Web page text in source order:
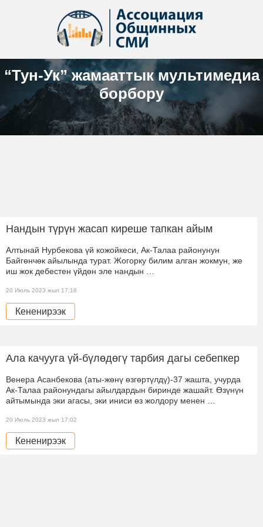
“Тун-Ук” жамааттык мультимедиа
борбору
Нандын түрүн жасап киреше тапкан айым
Алтынай Нурбекова үй кожойкеси, Ак-Талаа районунун
Байгөнчөк айылында турат. Жогорку билим алган жокмун, же
иш жок дебестен үйдөн эле нандын …
20 Июль 2023 жыл 17:18
Кененирээк
Ала качууга үй-бүлөдөгү тарбия дагы себепкер
Венера Асанбекова (аты-жөнү өзгөртүлдү)-37 жашта, учурда
Ак-Талаа районундагы айылдардын биринде жашайт. Өзүнүн
айтымында эки агасы, эки иниси өз жолдору менен …
20 Июль 2023 жыл 17:02
Кененирээк